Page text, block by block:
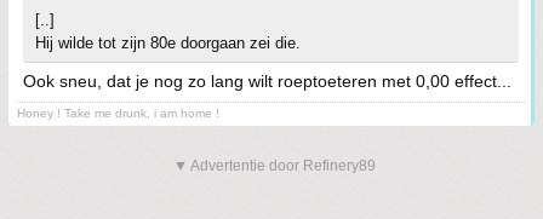
[..]
Hij wilde tot zijn 80e doorgaan zei die.
Ook sneu, dat je nog zo lang wilt roeptoeteren met 0,00 effect...
Honey ! Take me drunk, i am home !
▼ Advertentie door Refinery89